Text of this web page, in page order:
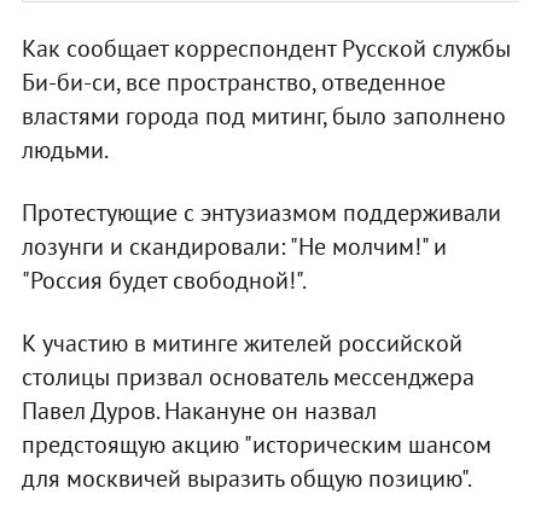
Как сообщает корреспондент Русской службы
Би-би-си, все пространство, отведенное
властями города под митинг, было заполнено
людьми.
Протестующие с энтузиазмом поддерживали
лозунги и скандировали: "Не молчим!" и
"Россия будет свободной!".
К участию в митинге жителей российской
столицы призвал основатель мессенджера
Павел Дуров. Накануне он назвал
предстоящую акцию "историческим шансом
для москвичей выразить общую позицию".